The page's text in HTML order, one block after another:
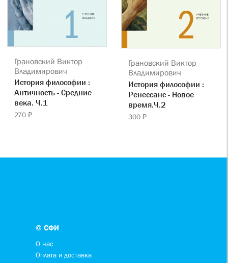
Грановский Виктор
Владимирович
История философии :
Античность - Средние
века. Ч.1
270 ₽
Грановский Виктор
Владимирович
История философии :
Ренессанс - Новое
время.Ч.2
300 ₽
© СФИ
О нас
Оплата и доставка